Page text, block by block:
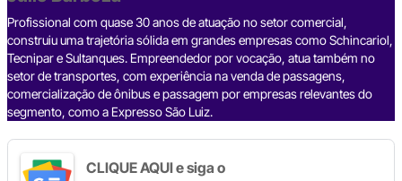
k
Profissional com quase 30 anos de atuação no setor comercial,
construiu uma trajetória sólida em grandes empresas como Schincariol,
Tecnipar e Sultanques. Empreendedor por vocação, atua também no
setor de transportes, com experiência na venda de passagens,
comercialização de ônibus e passagem por empresas relevantes do
segmento, como a Expresso São Luiz.
CLIQUE AQUI e siga o